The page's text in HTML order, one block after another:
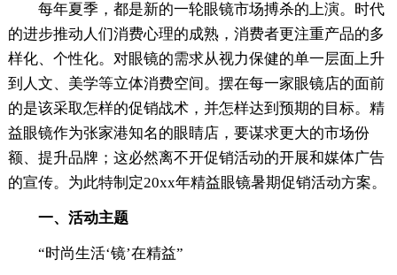
每年夏季，都是新的一轮眼镜市场搏杀的上演。时代
的进步推动人们消费心理的成熟，消费者更注重产品的多
样化、个性化。对眼镜的需求从视力保健的单一层面上升
到人文、美学等立体消费空间。摆在每一家眼镜店的面前
的是该采取怎样的促销战术，并怎样达到预期的目标。精
益眼镜作为张家港知名的眼睛店，要谋求更大的市场份
额、提升品牌；这必然离不开促销活动的开展和媒体广告
的宣传。为此特制定20xx年精益眼镜暑期促销活动方案。
一、活动主题
“时尚生活‘镜’在精益”